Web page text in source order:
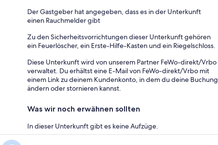
Der Gastgeber hat angegeben, dass es in der Unterkunft
einen Rauchmelder gibt
Zu den Sicherheitsvorrichtungen dieser Unterkunft gehören
ein Feuerlöscher, ein Erste-Hilfe-Kasten und ein Riegelschloss.
Diese Unterkunft wird von unserem Partner FeWo-direkt/Vrbo
verwaltet. Du erhältst eine E-Mail von FeWo-direkt/Vrbo mit
einem Link zu deinem Kundenkonto, in dem du deine Buchung
ändern oder stornieren kannst.
Was wir noch erwähnen sollten
In dieser Unterkunft gibt es keine Aufzüge.